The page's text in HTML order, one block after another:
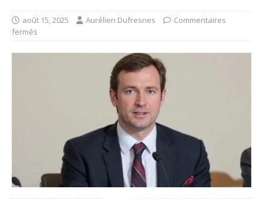
août 15, 2025 Aurélien Dufresnes
Commentaires
fermés